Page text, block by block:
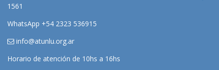
1561
WhatsApp +54 2323 536915
info@atunlu.org.ar
Horario de atención de 10hs a 16hs